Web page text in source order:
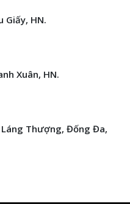
Giấy, HN.
Xuân, HN.
Thượng, Đống Đa,